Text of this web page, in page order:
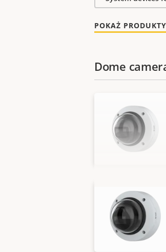
POKAŻ
Dome